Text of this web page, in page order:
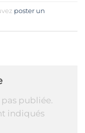
poster un
publiée.
indiqués